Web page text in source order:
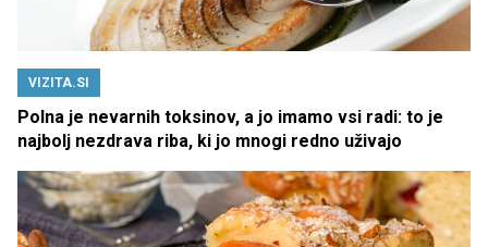
VIZITA.SI
Polna je nevarnih toksinov, a jo imamo vsi radi: to je
najbolj nezdrava riba, ki jo mnogi redno uživajo